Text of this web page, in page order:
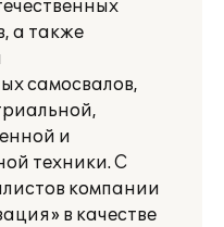
а также
самосвалов,
и
техники. С
компании
в качестве